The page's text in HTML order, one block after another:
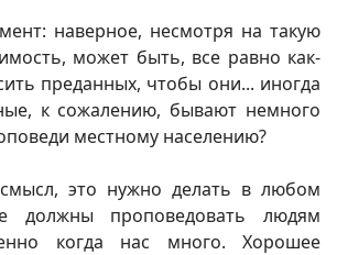
наверное, несмотря на такую
может быть, все равно как-
преданных, чтобы они... иногда
к сожалению, бывают немного
местному населению?
это нужно делать в любом
должны проповедовать людям
когда нас много. Хорошее